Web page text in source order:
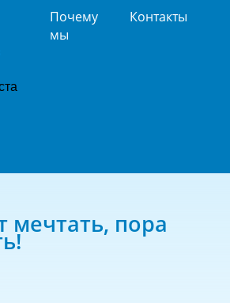
Почему
мы
Контакты
мечтать, пора